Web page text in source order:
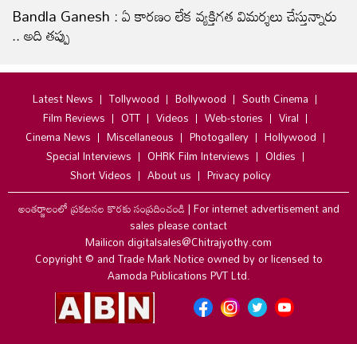
Bandla Ganesh : ఏ కారణం లేక వ్యక్తిగత విమర్శలు చేస్తున్నారు
.. అది తప్పు
Latest News Tollywood Bollywood
South Cinema
Film Reviews
OTT Videos Web-stories
Viral
Cinema News
Miscellaneous Photogallery
Hollywood
Special Interviews
OHRK Film Interviews
Oldies
Short Videos
About us
Privacy policy
అంతర్జాలంలో ప్రకటనల కొరకు సంప్రదించండి|For internet advertisement and
sales please contact
Mailicon digitalsales@Chitrajyothy.com
Copyright © and Trade Mark Notice owned by or licensed to
Aamoda Publications PVT Ltd.